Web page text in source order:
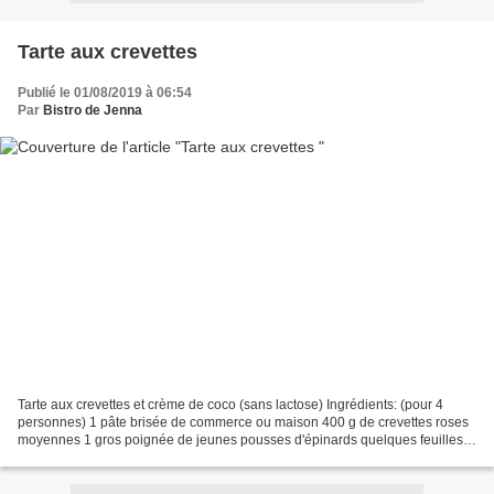
Tarte aux crevettes
Publié le 01/08/2019 à 06:54
Par Bistro de Jenna
Tarte aux crevettes et crème de coco (sans lactose) Ingrédients: (pour 4
personnes) 1 pâte brisée de commerce ou maison 400 g de crevettes roses
moyennes 1 gros poignée de jeunes pousses d'épinards quelques feuilles